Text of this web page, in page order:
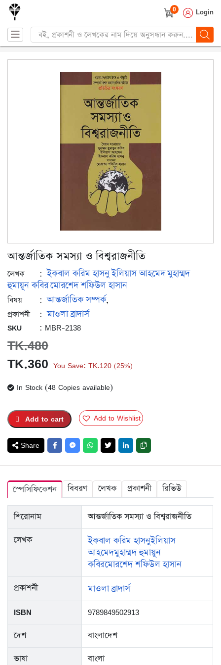
0 Login
Products
search
আন্তর্জাতিক সমস্যা ও বিশ্বরাজনীতি
লেখক : ইকবাল করিম হাসনুইলিয়াস আহমেদমুহাম্মদ
হুমায়ূন কবিরমোরশেদ শফিউল হাসান
বিষয় : আন্তর্জাতিক সম্পর্ক,
প্রকাশনী : মাওলা ব্রাদার্স
SKU : MBR-2138
TK.480
Original
price
TK.480.
TK.360 Current
price
TK.360.
You Save: TK.120 (25%)
In Stock (48 Copies available)
Add to cart Add to Wishlist
Share
স্পেসিফিকেশন বিবরণ লেখক প্রকাশনী রিভিউ
শিরোনাম আন্তর্জাতিক সমস্যা ও বিশ্বরাজনীতি
লেখক ইকবাল করিম হাসনুইলিয়াস
আহমেদমুহাম্মদ হুমায়ূন
কবিরমোরশেদ শফিউল হাসান
প্রকাশনী মাওলা ব্রাদার্স
ISBN 9789849502913
দেশ বাংলাদেশ
ভাষা বাংলা